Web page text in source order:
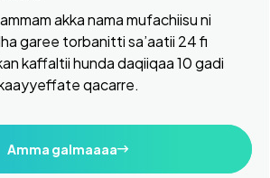
akka nama mufachiisu ni
garee torbanitti sa’aatii 24 fi
kaffaltii hunda daqiiqaa 10 gadi
qacarre.
Amma galmaaaa